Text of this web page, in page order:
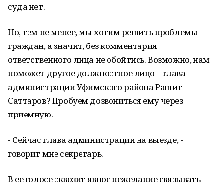
суда нет.
Но, тем не менее, мы хотим решить проблемы
граждан, а значит, без комментария
ответственного лица не обойтись. Возможно, нам
поможет другое должностное лицо – глава
администрации Уфимского района Рашит
Саттаров? Пробуем дозвониться ему через
приемную.
- Сейчас глава администрации на выезде, -
говорит мне секретарь.
В ее голосе сквозит явное нежелание связывать